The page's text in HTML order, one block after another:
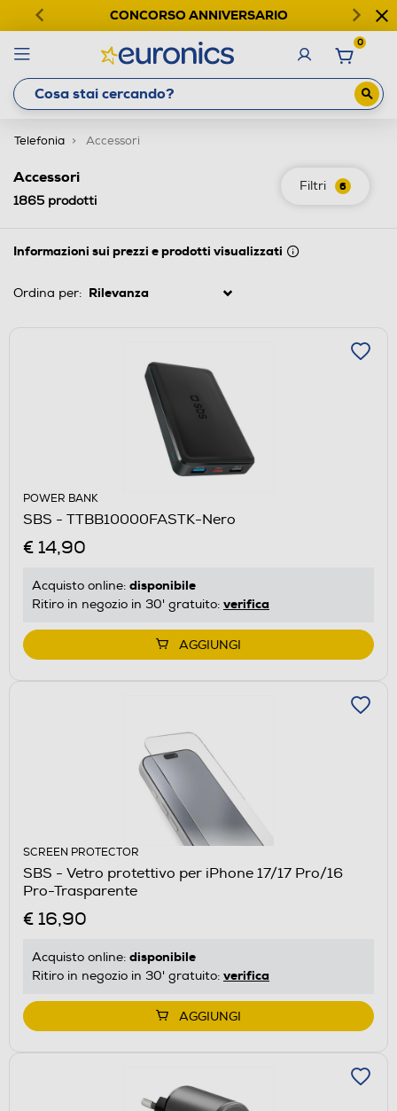
CONCORSO ANNIVERSARIO
0
Telefonia Accessori
Filtri 6
Accessori
1865 prodotti
Informazioni sui prezzi e prodotti visualizzati
Ordina per:
POWER BANK
SBS - TTBB10000FASTK-Nero
€ 14,90
Acquisto online: disponibile
Ritiro in negozio in 30' gratuito: verifica
AGGIUNGI
SCREEN PROTECTOR
SBS - Vetro protettivo per iPhone 17/17 Pro/16
Pro-Trasparente
€ 16,90
Acquisto online: disponibile
Ritiro in negozio in 30' gratuito: verifica
AGGIUNGI